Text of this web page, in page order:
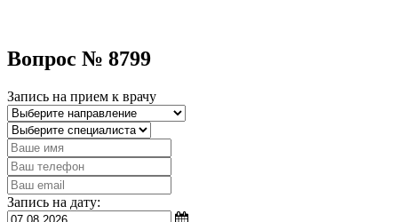
Вопрос № 8799
Запись на прием к врачу
Запись на дату: